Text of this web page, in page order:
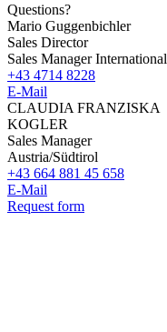
Questions?
Mario Guggenbichler
Sales Director
Sales Manager International
+43 4714 8228
E-Mail
CLAUDIA FRANZISKA
KOGLER
Sales Manager
Austria/Südtirol
+43 664 881 45 658
E-Mail
Request form